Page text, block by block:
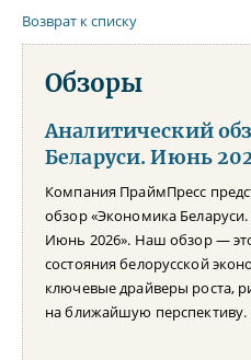
Возврат к списку
Обзоры
Аналитический
Беларуси. Июнь
Компания ПраймПресс
обзор «Экономика
Июнь 2026». Наш обзор —
состояния белорусской
ключевые драйверы роста,
на ближайшую перспективу.